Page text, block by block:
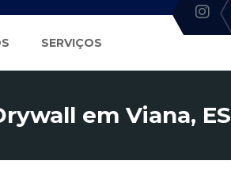
SERVIÇOS
em Viana, ES